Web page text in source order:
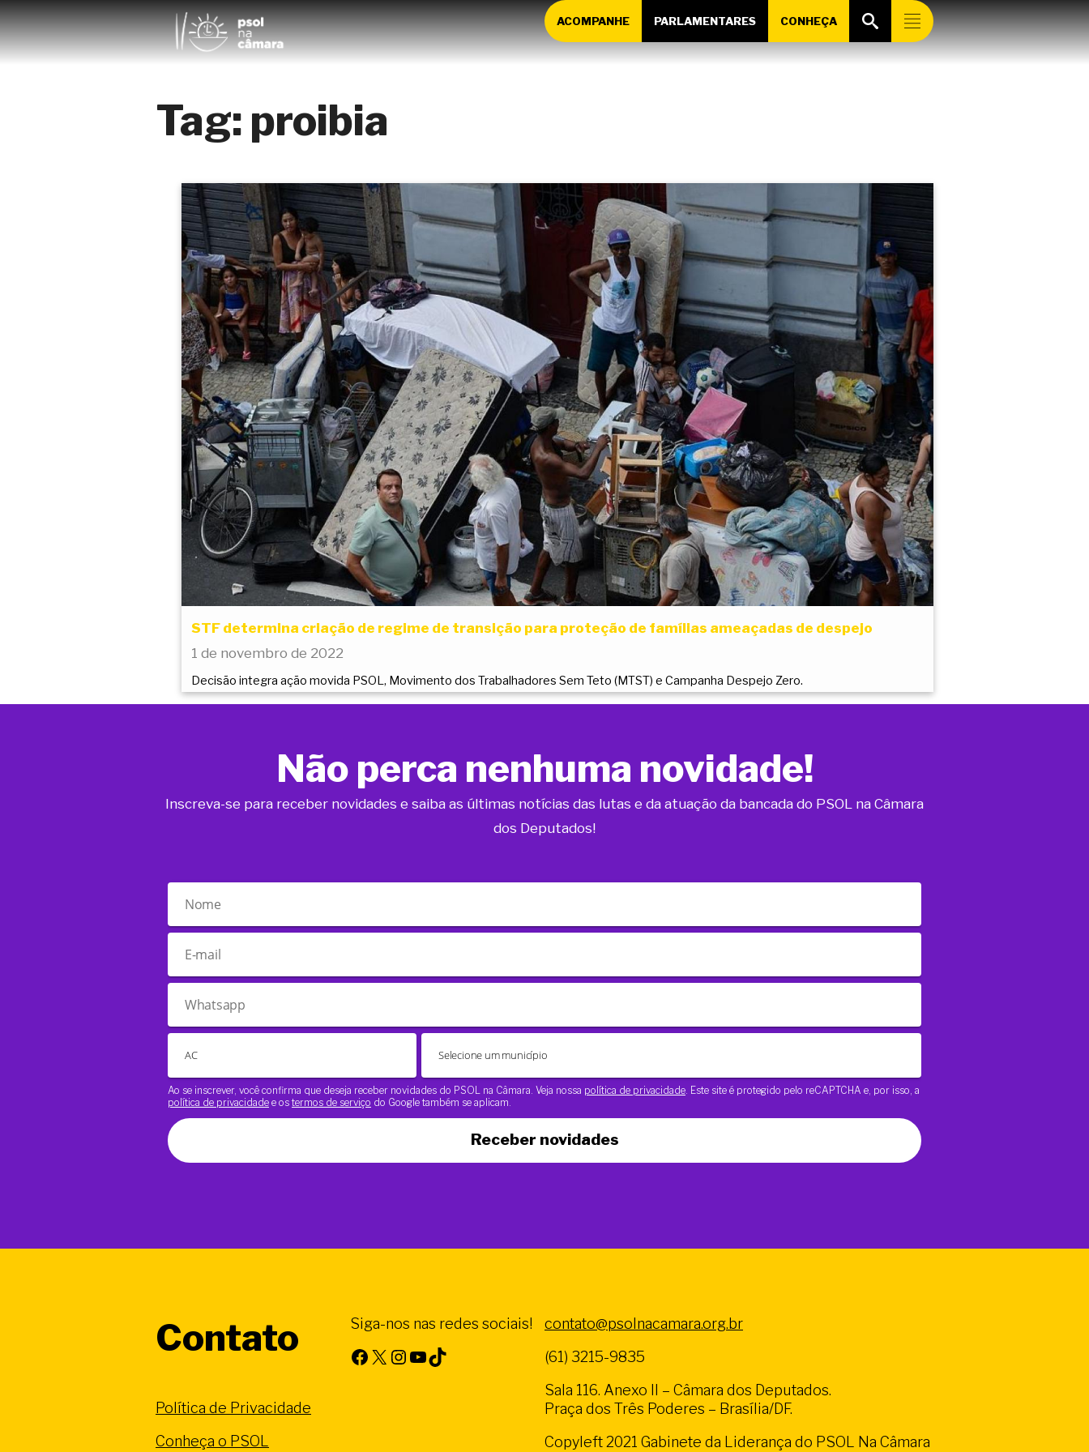
ACOMPANHE PARLAMENTARES CONHEÇA
Tag: proibia
STF determina criação de regime de transição para proteção de famílias ameaçadas de despejo
1 de novembro de 2022
Decisão integra ação movida PSOL, Movimento dos Trabalhadores Sem Teto (MTST) e Campanha Despejo Zero.
Não perca nenhuma novidade!
Inscreva-se para receber novidades e saiba as últimas notícias das lutas e da atuação da bancada do PSOL na Câmara
dos Deputados!
Ao se inscrever, você confirma que deseja receber novidades do PSOL na Câmara. Veja nossa política de privacidade . Este site é protegido pelo reCAPTCHA e, por isso, a
política de privacidade e os termos de serviço do Google também se aplicam.
Receber novidades
Contato
Política de Privacidade
Conheça o PSOL
Siga-nos nas redes sociais!
Facebook X Instagram Youtube TikTok
contato@psolnacamara.org.br
(61) 3215-9835
Sala 116. Anexo II – Câmara dos Deputados.
Praça dos Três Poderes – Brasília/DF.
Copyleft 2021 Gabinete da Liderança do PSOL Na Câmara